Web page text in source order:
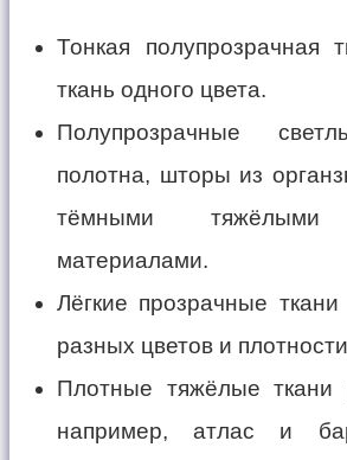
Тонкая полупрозрачная
ткань одного цвета.
Полупрозрачные
полотна, шторы из
тёмными тяжёлыми
материалами.
Лёгкие прозрачные
разных цветов и
Плотные тяжёлые ткани
например, атлас и